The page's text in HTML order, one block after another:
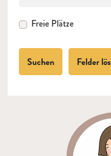
Freie Plätze
Suchen Felder